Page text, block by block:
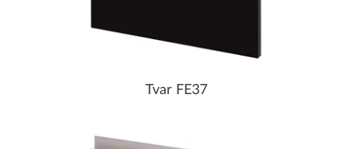
Tvar FE37